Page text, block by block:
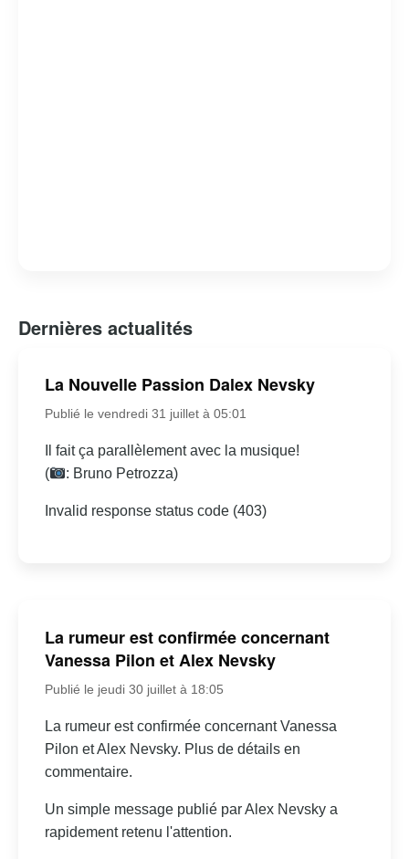
Dernières actualités
La Nouvelle Passion Dalex Nevsky
Publié le vendredi 31 juillet à 05:01
Il fait ça parallèlement avec la musique!
(
: Bruno Petrozza)
Invalid response status code (403)
La rumeur est confirmée concernant
Vanessa Pilon et Alex Nevsky
Publié le jeudi 30 juillet à 18:05
La rumeur est confirmée concernant Vanessa
Pilon et Alex Nevsky. Plus de détails en
commentaire.
Un simple message publié par Alex Nevsky a
rapidement retenu l'attention.